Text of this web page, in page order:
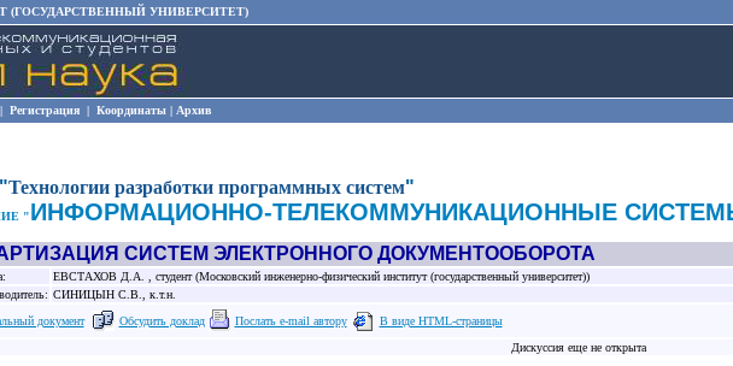
УНИВЕРСИТЕТ)
| Регистрация | Координаты | Архив
Технологии разработки программных систем"
"ИНФОРМАЦИОННО-ТЕЛЕКОММУНИКАЦИОННЫЕ
СИСТЕМ ЭЛЕКТРОННОГО ДОКУМЕНТООБОРОТА
ЕВСТАХОВ Д.А. , студент (Московский инженерно-физический институт (государственный университет))
СИНИЦЫН С.В., к.т.н.
документ
Обсудить доклад Послать e-mail автору
В виде HTML-страницы
Дискуссия еще не открыта